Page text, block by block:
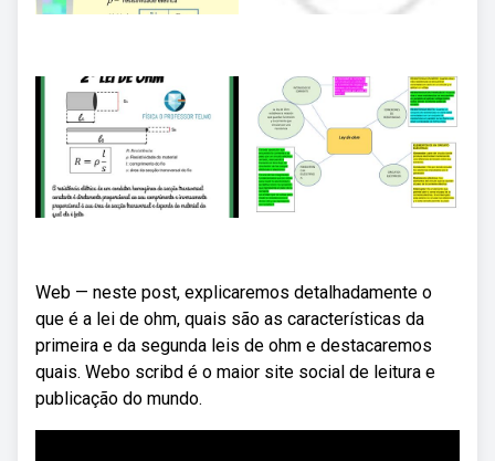
Web — neste post, explicaremos detalhadamente o
que é a lei de ohm, quais são as características da
primeira e da segunda leis de ohm e destacaremos
quais. Webo scribd é o maior site social de leitura e
publicação do mundo.